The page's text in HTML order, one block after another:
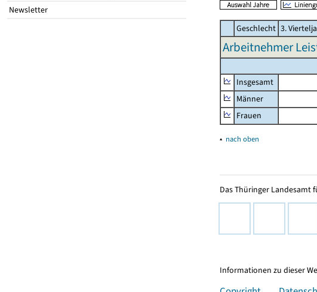
Newsletter
Geschlecht 3.
Arbeitnehmer
Insgesamt
Männer
Frauen
▴ nach oben
Das Thüringer Landesamt
Informationen zu dieser